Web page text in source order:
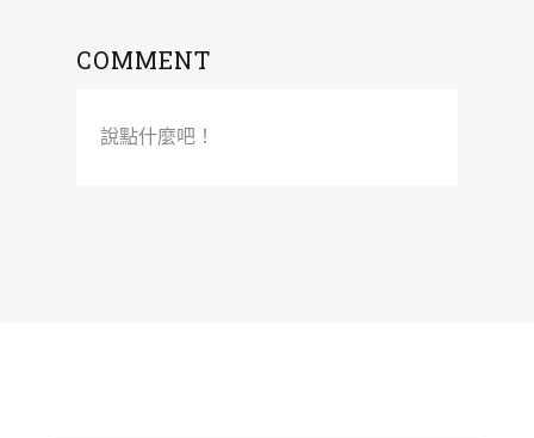
COMMENT
說點什麼吧！